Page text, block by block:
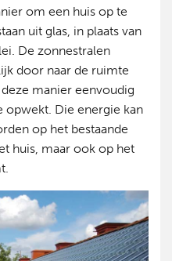
om een huis op te
uit glas, in plaats van
De zonnestralen
door naar de ruimte
manier eenvoudig
Die energie kan
op het bestaande
huis, maar ook op het